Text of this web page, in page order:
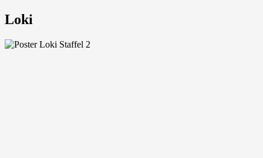
Loki